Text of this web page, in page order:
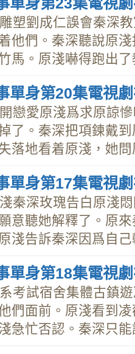
塑劉成仁誤會秦深
他們。秦深聽說原
馬。原淺嚇得跑出了
單身第20集電視
戀愛原淺爲求原諒
了。秦深把項鍊戴
落地看着原淺，她問
單身第17集電視
秦深玫瑰告白原淺
意聽她解釋了。原
淺告訴秦深因爲自己
單身第18集電視
考試宿舍集體古鎮
們面前。原淺看到
急忙否認。秦深只能